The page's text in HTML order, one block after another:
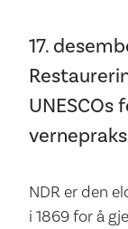
17.
UNESCOs
NDR er den
i 1869 for å